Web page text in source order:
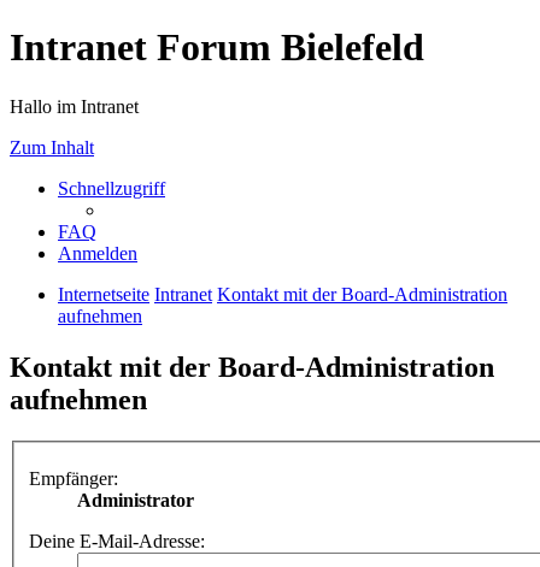
Intranet Forum Bielefeld
Hallo im Intranet
Zum Inhalt
Schnellzugriff
FAQ
Anmelden
Internetseite Intranet Kontakt mit der Board-Administration
aufnehmen
Kontakt mit der Board-Administration
aufnehmen
Empfänger:
Administrator
Deine E-Mail-Adresse: